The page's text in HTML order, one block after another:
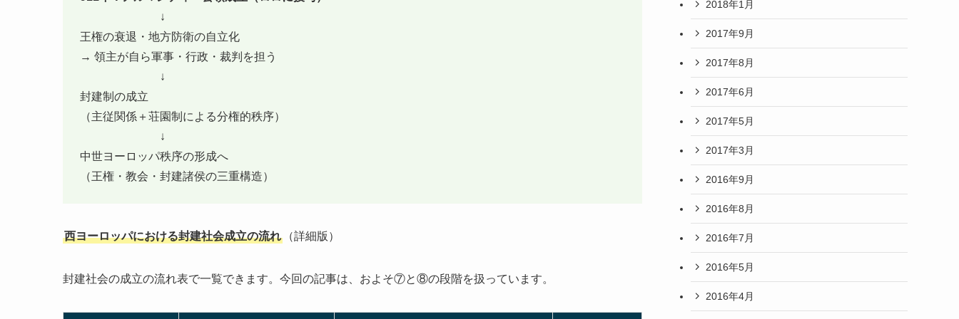
↓
王権の衰退・地方防衛の自立化
→ 領主が自ら軍事・行政・裁判を担う
↓
封建制の成立
（主従関係＋荘園制による分権的秩序）
↓
中世ヨーロッパ秩序の形成へ
（王権・教会・封建諸侯の三重構造）
西ヨーロッパにおける封建社会成立の流れ （詳細版）
封建社会の成立の流れ表で一覧できます。今回の記事は、およそ⑦と⑧の段階を扱っています。
2018年1月
2017年9月
2017年8月
2017年6月
2017年5月
2017年3月
2016年9月
2016年8月
2016年7月
2016年5月
2016年4月